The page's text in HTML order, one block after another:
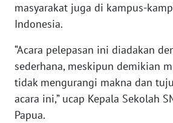
masyarakat juga di kampus-
Indonesia.
“Acara pelepasan ini diadakan
sederhana, meskipun demikian
tidak mengurangi makna dan
acara ini,” ucap Kepala Sekolah
Papua.
WN
BABEL
WN
SUMBAR
WN
SUMSEL